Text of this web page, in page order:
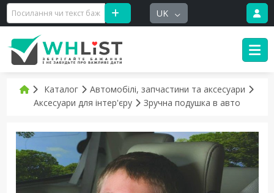
UK
Каталог
Автомобілі, запчастини та аксесуари
Аксесуари для інтер'єру
Зручна подушка в авто